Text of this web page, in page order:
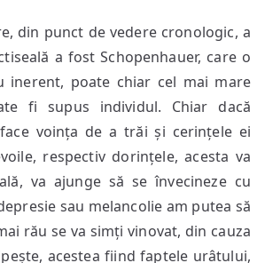
din punct de vedere cronologic, a
a fost Schopenhauer, care o
inerent, poate chiar cel mai mare
fi supus individul. Chiar dacă
voința de a trăi și cerințele ei
respectiv dorințele, acesta va
va ajunge să se învecineze cu
sau melancolie am putea să
rău se va simți vinovat, din cauza
acestea fiind faptele urâtului,